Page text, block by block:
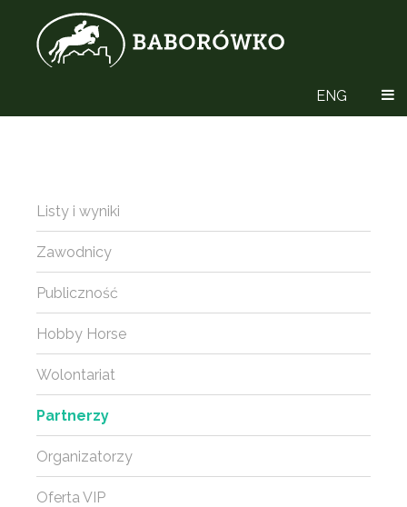
ENG
Listy i wyniki
Zawodnicy
Publiczność
Hobby Horse
Wolontariat
Partnerzy
Organizatorzy
Oferta VIP